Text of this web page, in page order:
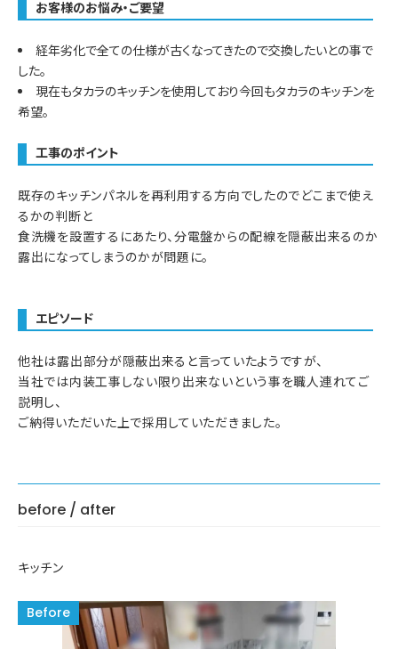
お客様のお悩み・ご要望
経年劣化で全ての仕様が古くなってきたので交換したいとの事で
した。
現在もタカラのキッチンを使用しており今回もタカラのキッチンを
希望。
工事のポイント
既存のキッチンパネルを再利用する方向でしたのでどこまで使え
るかの判断と
食洗機を設置するにあたり、分電盤からの配線を隠蔽出来るのか
露出になってしまうのかが問題に。
エピソード
他社は露出部分が隠蔽出来ると言っていたようですが、
当社では内装工事しない限り出来ないという事を職人連れてご
説明し、
ご納得いただいた上で採用していただきました。
before / after
キッチン